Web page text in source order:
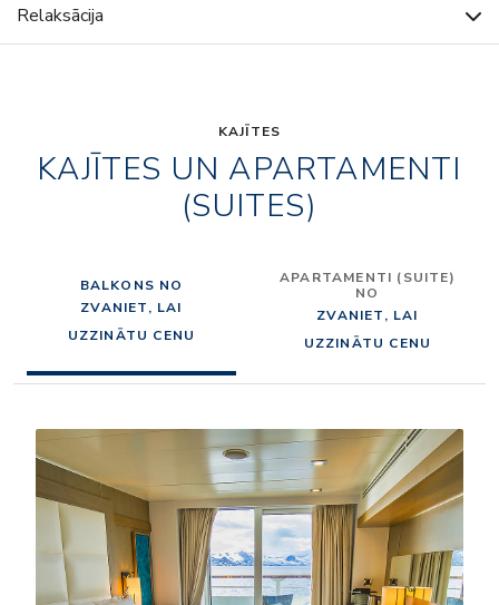
Relaksācija
KAJĪTES
KAJĪTES UN APARTAMENTI
(SUITES)
BALKONS NO
ZVANIET, LAI
UZZINĀTU CENU
APARTAMENTI (SUITE)
NO
ZVANIET, LAI
UZZINĀTU CENU